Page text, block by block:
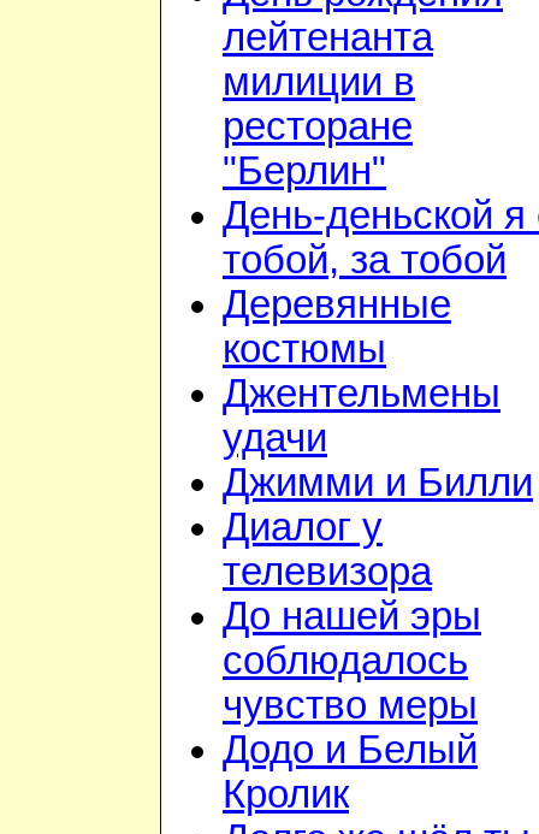
лейтенанта
милиции в
ресторане
"Берлин"
День-деньской я
тобой, за тобой
Деревянные
костюмы
Джентельмены
удачи
Джимми и Билли
Диалог у
телевизора
До нашей эры
соблюдалось
чувство меры
Додо и Белый
Кролик